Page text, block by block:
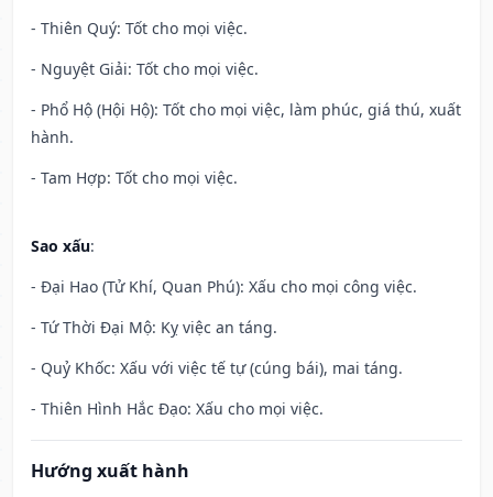
- Thiên Quý: Tốt cho mọi việc.
- Nguyệt Giải: Tốt cho mọi việc.
- Phổ Hộ (Hội Hộ): Tốt cho mọi việc, làm phúc, giá thú, xuất
hành.
- Tam Hợp: Tốt cho mọi việc.
Sao xấu:
- Đại Hao (Tử Khí, Quan Phú): Xấu cho mọi công việc.
- Tứ Thời Đại Mộ: Kỵ việc an táng.
- Quỷ Khốc: Xấu với việc tế tự (cúng bái), mai táng.
- Thiên Hình Hắc Đạo: Xấu cho mọi việc.
Hướng xuất hành